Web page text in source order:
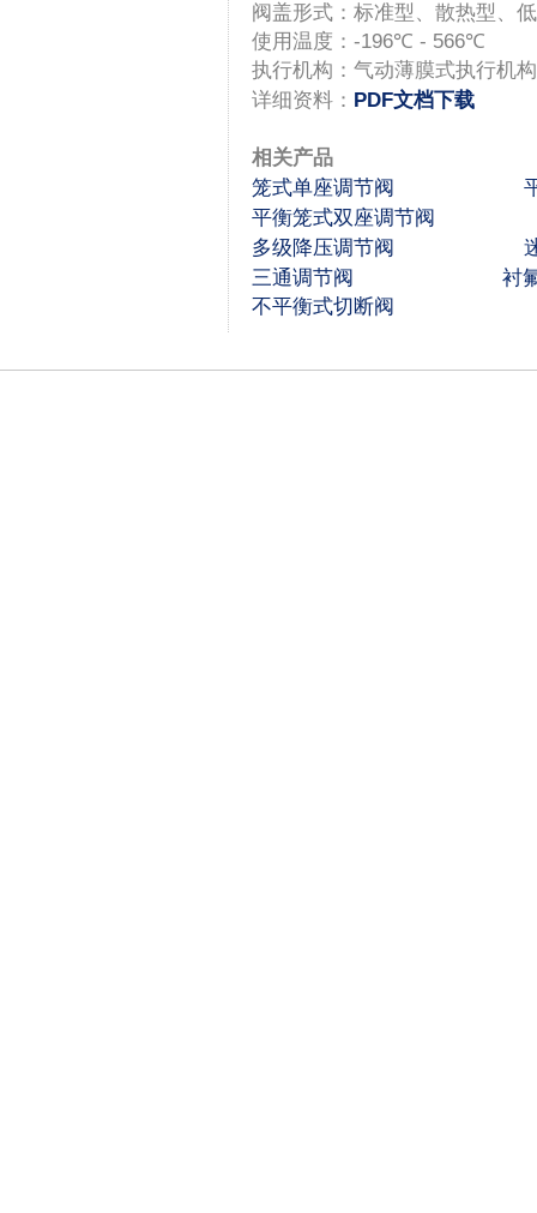
阀盖形式：标准型、散热型、
使用温度： -196℃ - 566℃
执行机构：气动薄膜式执行机
详细资料： PDF文档下载
相关产品
笼式单座调节阀
平衡笼式双座调节阀
多级降压调节阀
三通调节阀
衬
不平衡式切断阀